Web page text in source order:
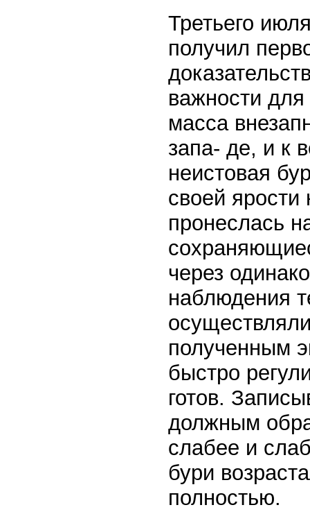
Третьего
получил
важности для
масса
запа- де, и к
неистовая
своей ярости
пронеслась
через
наблюдения
полученным
быстро
готов.
должным
слабее и
бури
полностью.